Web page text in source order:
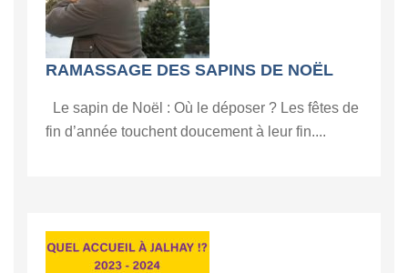
RAMASSAGE DES SAPINS DE NOËL
Le sapin de Noël : Où le déposer ? Les fêtes de
fin d’année touchent doucement à leur fin....